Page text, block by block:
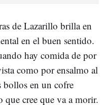
de Lazarillo brilla en
en el buen sentido.
hay comida de por
como por ensalmo al
bollos en un cofre
cree que va a morir.